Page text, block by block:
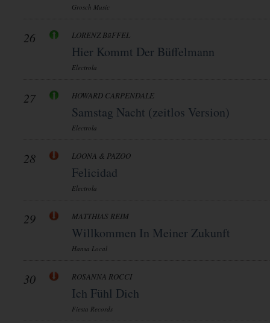
Grosch Music
26 LORENZ BüFFEL
Hier Kommt Der Büffelmann
Electrola
27 HOWARD CARPENDALE
Samstag Nacht (zeitlos Version)
Electrola
28 LOONA & PAZOO
Felicidad
Electrola
29 MATTHIAS REIM
Willkommen In Meiner Zukunft
Hansa Local
30 ROSANNA ROCCI
Ich Fühl Dich
Fiesta Records